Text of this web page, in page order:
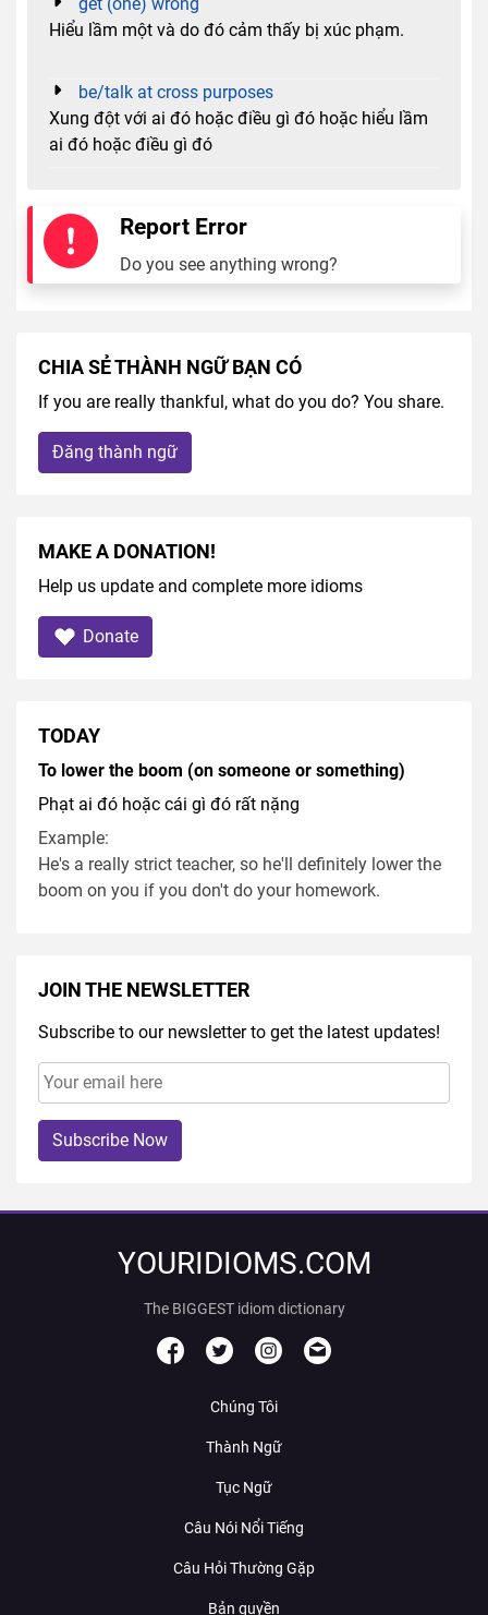
Hiểu lầm một và do đó cảm thấy bị xúc phạm.
be/talk at cross purposes
Xung đột với ai đó hoặc điều gì đó hoặc hiểu lầm
ai đó hoặc điều gì đó
Report Error
Do you see anything wrong?
CHIA SẺ THÀNH NGỮ BẠN CÓ
If you are really thankful, what do you do? You share.
Đăng thành ngữ
MAKE A DONATION!
Help us update and complete more idioms
Donate
TODAY
To lower the boom (on someone or something)
Phạt ai đó hoặc cái gì đó rất nặng
Example:
He's a really strict teacher, so he'll definitely lower the
boom on you if you don't do your homework.
JOIN THE NEWSLETTER
Subscribe to our newsletter to get the latest updates!
Subscribe Now
YOURIDIOMS.COM
The BIGGEST idiom dictionary
Chúng Tôi
Thành Ngữ
Tục Ngữ
Câu Nói Nổi Tiếng
Câu Hỏi Thường Gặp
Bản quyền